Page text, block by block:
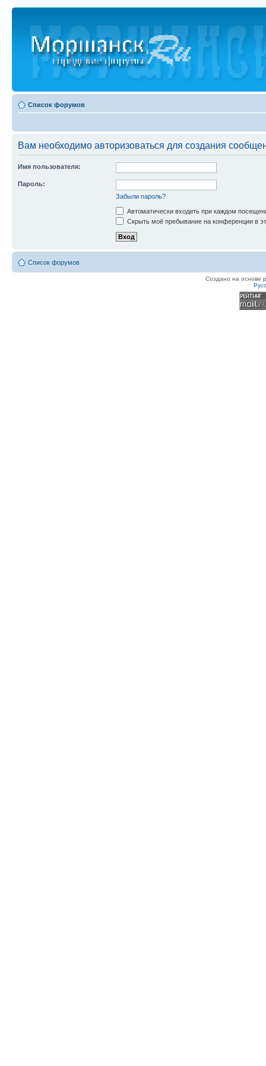
Список форумов
Вам необходимо авторизоваться для создания
Имя пользователя:
Пароль:
Забыли пароль?
Автоматически входить при каждом
Скрыть моё пребывание на конференции в
Список форумов
Создано на основе